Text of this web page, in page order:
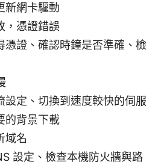
新網卡驅動
，憑證錯誤
憑證、確認時鐘是否準確、檢
設定、切換到速度較快的伺服
的背景下載
域名
設定、檢查本機防火牆與路